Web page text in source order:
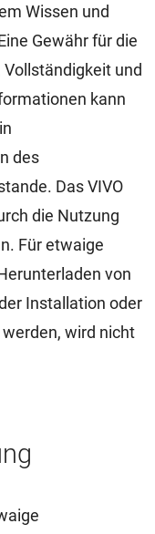
Wissen und
Gewähr für die
und
kann
des
Das VIVO
die Nutzung
Für etwaige
von
Installation oder
wird nicht